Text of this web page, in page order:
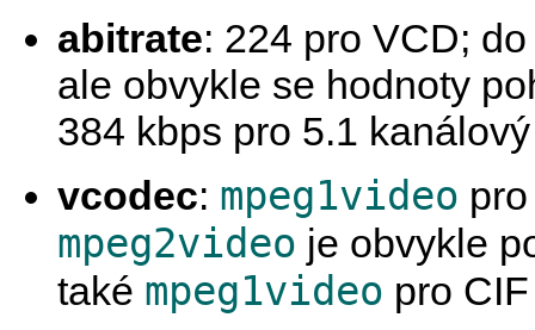
abitrate: 224 pro VCD;
ale obvykle se hodnoty
384 kbps pro 5.1
vcodec: mpeg1video
mpeg2video je obvykle
také mpeg1video pro